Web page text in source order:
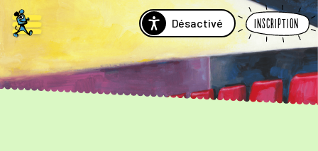
Désactivé Inscription